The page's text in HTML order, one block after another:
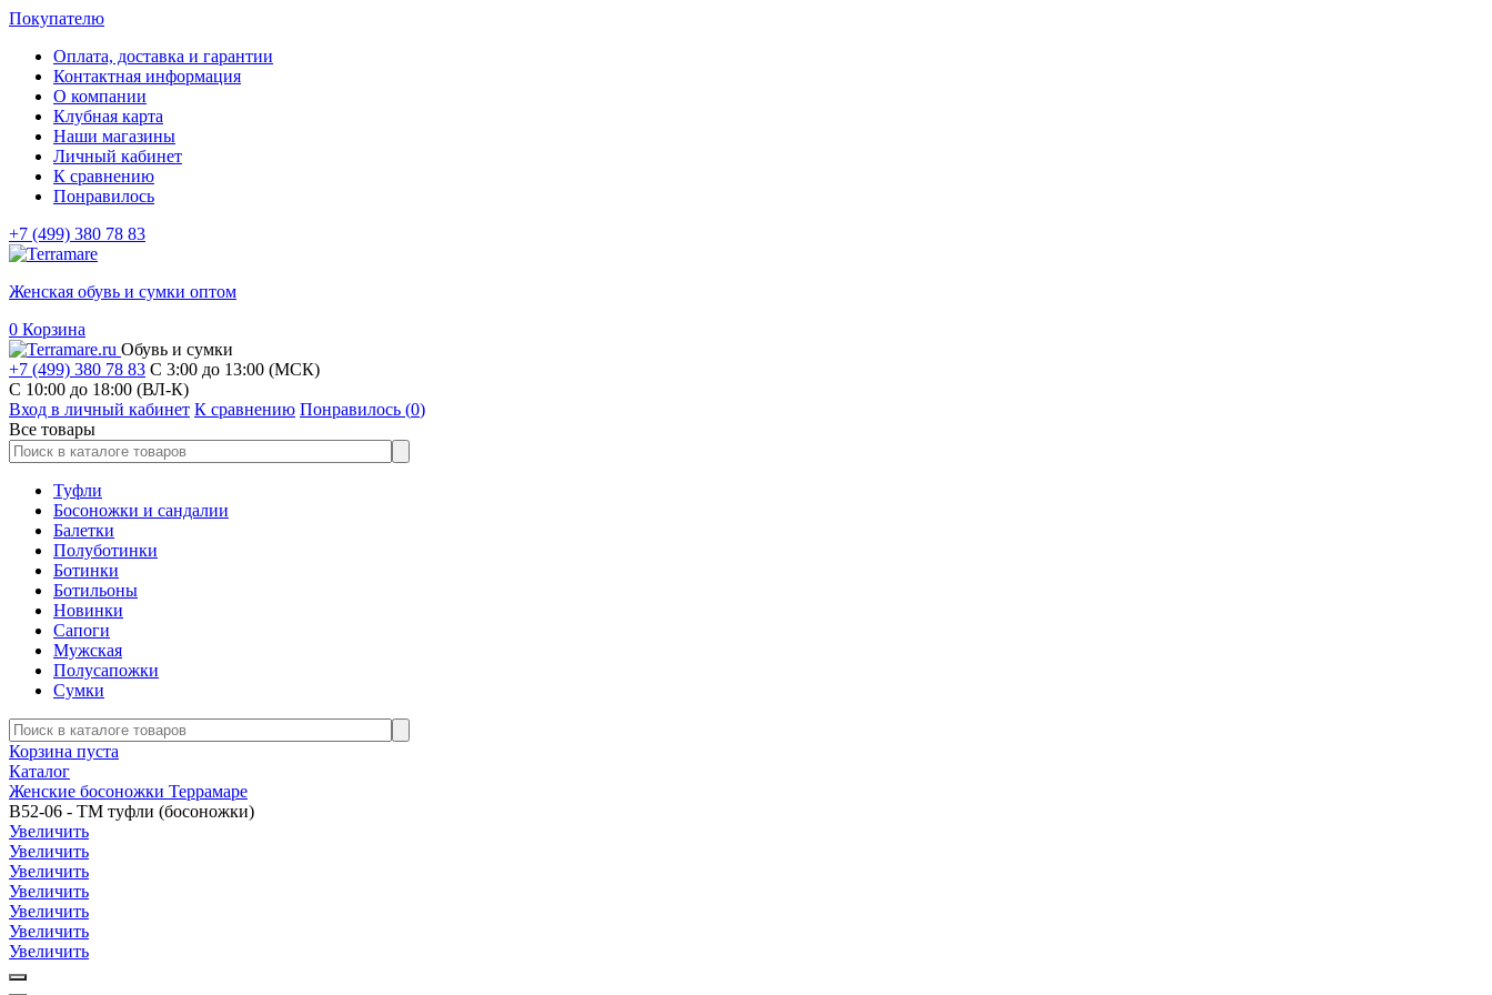
Покупателю
Оплата, доставка и гарантии
Контактная информация
О компании
Клубная карта
Наши магазины
Личный кабинет
К сравнению
Понравилось
+7 (499) 380 78 83
Женская обувь и сумки оптом
0 Корзина
Обувь и сумки
+7 (499) 380 78 83 С 3:00 до 13:00 (МСК)
C 10:00 до 18:00 (ВЛ-К)
Вход в личный кабинет К сравнению Понравилось (0)
Все товары
Туфли
Босоножки и сандалии
Балетки
Полуботинки
Ботинки
Ботильоны
Новинки
Сапоги
Мужская
Полусапожки
Сумки
Корзина пуста
Каталог
Женские босоножки Террамаре
В52-06 - ТМ туфли (босоножки)
Увеличить
Увеличить
Увеличить
Увеличить
Увеличить
Увеличить
Увеличить